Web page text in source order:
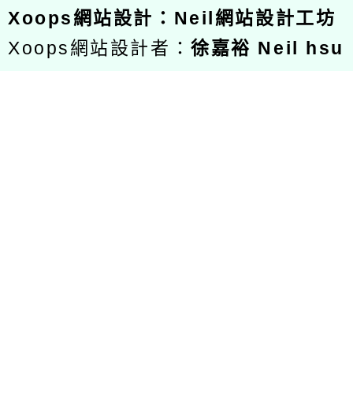
Xoops網站設計 ： Neil網站設計工坊
Xoops網站設計者：徐嘉裕 Neil hsu